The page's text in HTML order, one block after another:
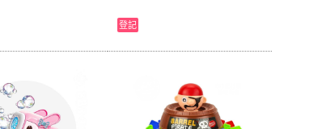
登記